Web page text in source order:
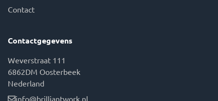
Contact
Contactgegevens
Weverstraat 111
6862DM Oosterbeek
Nederland
info@brilliantwork.nl